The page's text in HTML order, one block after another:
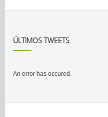
ÚLTIMOS TWEETS
An error has occured.